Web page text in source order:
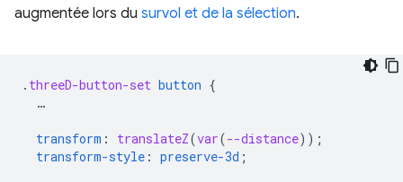
augmentée lors du survol et de la sélection.
. threeD-button-set button {
…
transform : translateZ(var(--distance));
transform-style : preserve-3d ;